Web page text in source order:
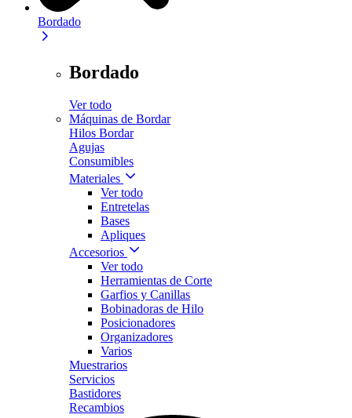
Bordado
Bordado
Ver todo
Máquinas de Bordar
Hilos Bordar
Agujas
Consumibles
Materiales
Ver todo
Entretelas
Bases
Apliques
Accesorios
Ver todo
Herramientas de Corte
Garfios y Canillas
Bobinadoras de Hilo
Posicionadores
Organizadores
Varios
Muestrarios
Servicios
Bastidores
Recambios